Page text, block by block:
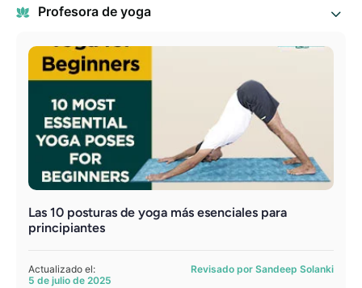
Profesora de yoga
Las 10 posturas de yoga más esenciales para
principiantes
Actualizado el:
5 de julio de 2025
Revisado por Sandeep Solanki